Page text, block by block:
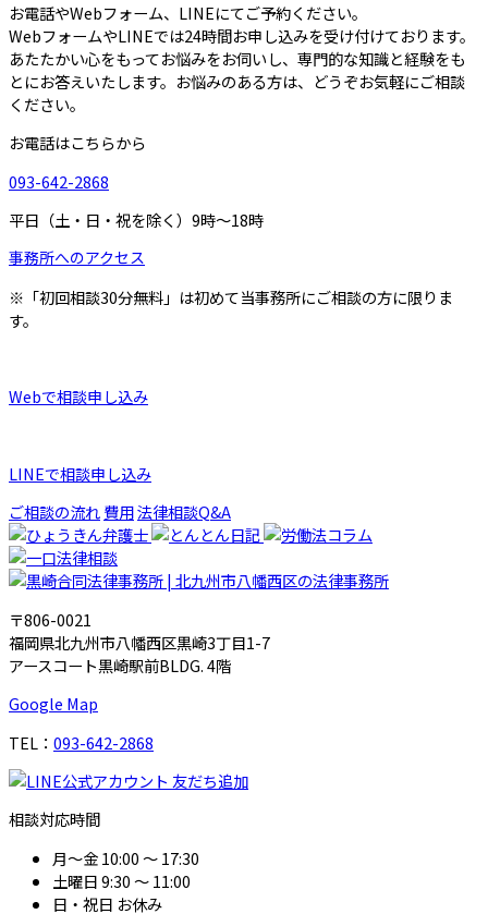
お電話やWebフォーム、LINEにてご予約ください。
WebフォームやLINEでは24時間お申し込みを受け付けております。
あたたかい心をもってお悩みをお伺いし、専門的な知識と経験をも
とにお答えいたします。お悩みのある方は、どうぞお気軽にご相談
ください。
お電話はこちらから
093-642-2868
平日（土・日・祝を除く）9時～18時
事務所へのアクセス
※「初回相談30分無料」は初めて当事務所にご相談の方に限りま
す。
Webで相談申し込み
LINEで相談申し込み
ご相談の流れ費用法律相談Q&A
〒806-0021
福岡県北九州市八幡西区黒崎3丁目1-7
アースコート黒崎駅前BLDG. 4階
Google Map
TEL： 093-642-2868
相談対応時間
月～金10:00 ～ 17:30
土曜日9:30 ～ 11:00
日・祝日 お休み